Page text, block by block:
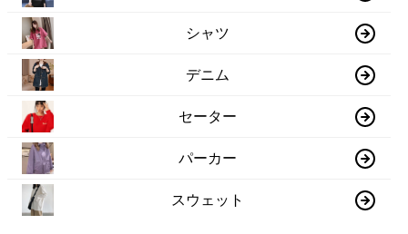
シャツ
デニム
セーター
パーカー
スウェット